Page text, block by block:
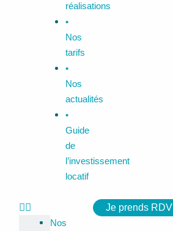
réalisations
•
Nos
tarifs
•
Nos
actualités
•
Guide
de
l’investissement
locatif
Nos
Je prends RDV